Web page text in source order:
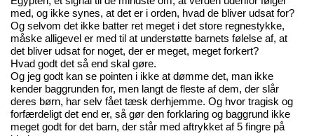
med, og ikke synes, at det er i orden, hvad de bliver udsat for?
Og selvom det ikke batter ret meget i det store regnestykke,
måske alligevel er med til at understøtte barnets følelse af, at
det bliver udsat for noget, der er meget, meget forkert?
Hvad godt det så end skal gøre.
Og jeg godt kan se pointen i ikke at dømme det, man ikke
kender baggrunden for, men langt de fleste af dem, der slår
deres børn, har selv fået tæsk derhjemme. Og hvor tragisk og
forfærdeligt det end er, så gør den forklaring og baggrund ikke
meget godt for det barn, der står med aftrykket af 5 fingre på